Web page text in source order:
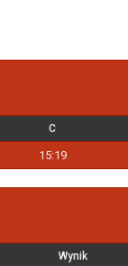
C
15:19
Wynik